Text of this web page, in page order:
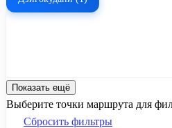
Показать ещё
Выберите точки маршрута для
Сбросить фильтры